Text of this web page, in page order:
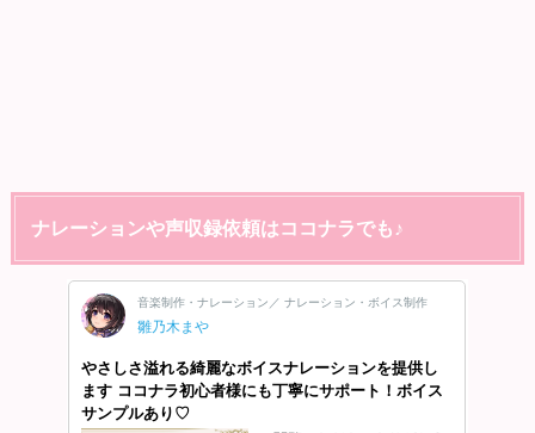
ナレーションや声収録依頼はココナラでも♪